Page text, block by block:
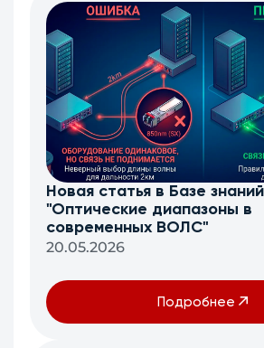
Новая статья в Базе знаний
"Оптические диапазоны в
современных ВОЛС"
20.05.2026
Подробнее